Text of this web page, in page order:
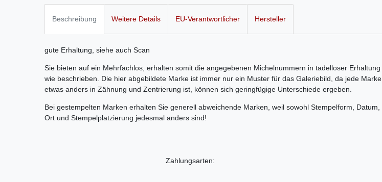
Beschreibung Weitere Details EU-Verantwortlicher Hersteller
gute Erhaltung, siehe auch Scan
Sie bieten auf ein Mehrfachlos, erhalten somit die angegebenen Michelnummern in tadelloser Erhaltung
wie beschrieben. Die hier abgebildete Marke ist immer nur ein Muster für das Galeriebild, da jede Marke
etwas anders in Zähnung und Zentrierung ist, können sich geringfügige Unterschiede ergeben.
Bei gestempelten Marken erhalten Sie generell abweichende Marken, weil sowohl Stempelform, Datum,
Ort und Stempelplatzierung jedesmal anders sind!
Zahlungsarten: